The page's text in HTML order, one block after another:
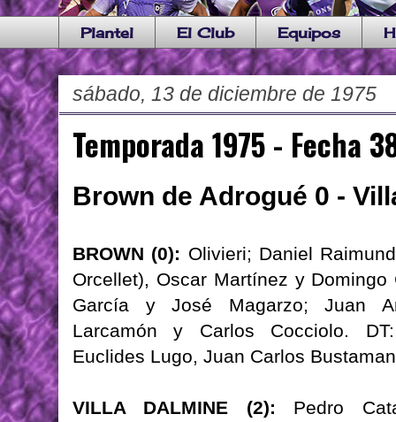
Plantel El Club Equipos
sábado, 13 de diciembre de 1975
Temporada 1975 - Fecha
Brown de Adrogué 0 -
BROWN (0): Olivieri; Daniel
Orcellet), Oscar Martínez y
García y José Magarzo; Juan
Larcamón y Carlos Cocciolo.
Euclides Lugo, Juan Carlos
VILLA DALMINE (2): Pedro